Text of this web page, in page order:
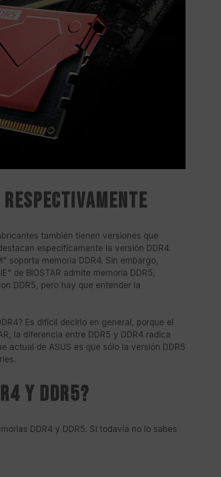
respectivamente
también tienen versiones que
específicamente la versión DDR4.
soporta memoria DDR4. Sin embargo,
de BIOSTAR admite memoria DDR5,
DDR5, pero hay que entender la
Es difícil decirlo en general, porque el
la diferencia entre DDR5 y DDR4 radica
actual de ASUS es que sólo la versión DDR5
y DDR5?
DDR4 y DDR5. Si todavía no lo sabes